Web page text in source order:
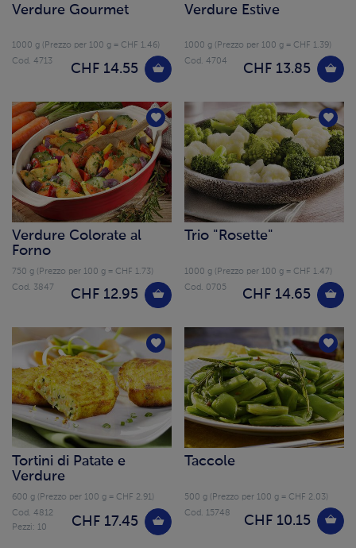
Verdure Gourmet
1000 g (Prezzo per 100 g = CHF 1.46)
CHF 14.55
Cod. 4713
Verdure Estive
1000 g (Prezzo per 100 g = CHF 1.39)
CHF 13.85
Cod. 4704
Verdure Colorate al
Forno
750 g (Prezzo per 100 g = CHF 1.73)
CHF 12.95
Cod. 3847
Trio "Rosette"
1000 g (Prezzo per 100 g = CHF 1.47)
CHF 14.65
Cod. 0705
Tortini di Patate e
Verdure
600 g (Prezzo per 100 g = CHF 2.91)
CHF 17.45
Cod. 4812
Pezzi: 10
Taccole
500 g (Prezzo per 100 g = CHF 2.03)
CHF 10.15
Cod. 15748